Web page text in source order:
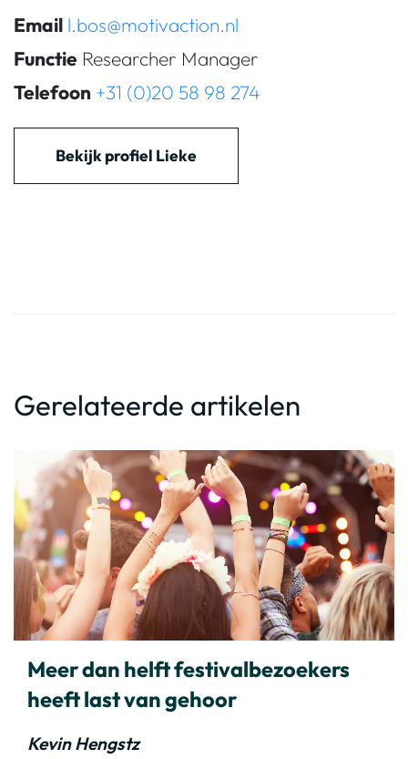
Email l.bos@motivaction.nl
Functie Researcher Manager
Telefoon +31 (0)20 58 98 274
Bekijk profiel Lieke
Gerelateerde artikelen
Meer dan helft festivalbezoekers
heeft last van gehoor
Kevin Hengstz